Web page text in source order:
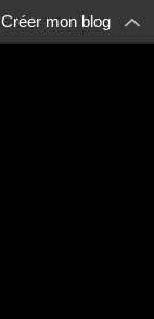
Créer mon blog